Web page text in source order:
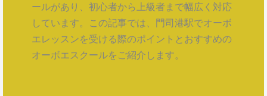
ールがあり、初心者から上級者まで幅広く対応
しています。この記事では、門司港駅でオーボ
エレッスンを受ける際のポイントとおすすめの
オーボエスクールをご紹介します。